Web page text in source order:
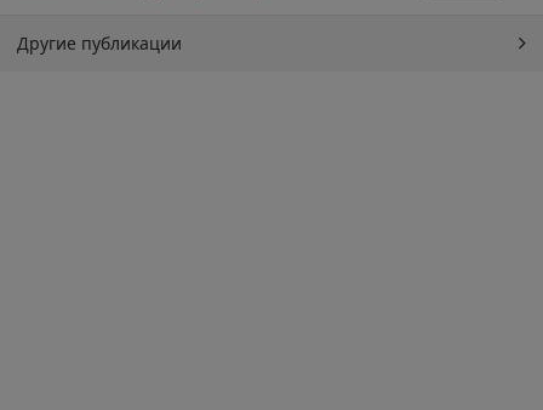
Другие публикации